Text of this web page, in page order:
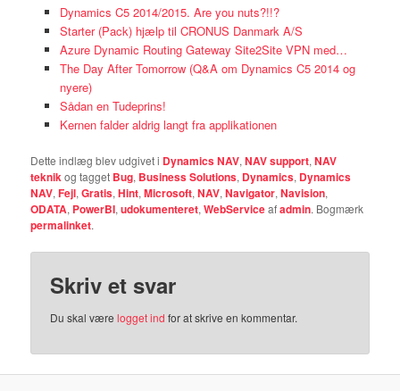
Dynamics C5 2014/2015. Are you nuts?!!?
Starter (Pack) hjælp til CRONUS Danmark A/S
Azure Dynamic Routing Gateway Site2Site VPN med…
The Day After Tomorrow (Q&A om Dynamics C5 2014 og
nyere)
Sådan en Tudeprins!
Kernen falder aldrig langt fra applikationen
Dette indlæg blev udgivet i Dynamics NAV,NAV support,NAV
teknikog tagget Bug, Business Solutions, Dynamics, Dynamics
NAV,Fejl,Gratis,Hint,Microsoft,NAV,Navigator,Navision,
ODATA, PowerBI,udokumenteret,WebServiceafadmin. Bogmærk
permalinket.
Skriv et svar
Du skal værelogget ind for at skrive en kommentar.